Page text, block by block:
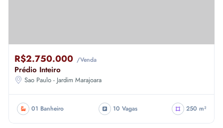
R$2.750.000 /Venda
Prédio Inteiro
Sao Paulo - Jardim Marajoara
01 Banheiro 10 Vagas 250 m²